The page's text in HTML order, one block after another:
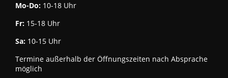
Mo-Do: 10-18 Uhr
Fr: 15-18 Uhr
Sa: 10-15 Uhr
Termine außerhalb der Öffnungszeiten nach Absprache
möglich